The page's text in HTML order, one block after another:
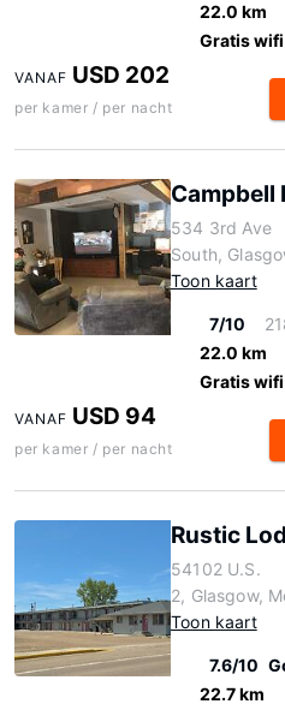
22.0 km
Gratis wifi
VANAF USD 202
per kamer / per nacht
Campbell
534 3rd Ave
South,
Toon kaart
7/10
22.0 km
Gratis wifi
VANAF USD 94
per kamer / per nacht
Rustic
54102 U.S.
2, Glasgow,
Toon kaart
7.6/10
22.7 km